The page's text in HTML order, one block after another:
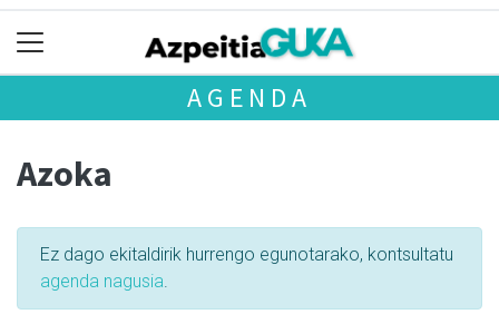
AGENDA
Azoka
Ez dago ekitaldirik hurrengo egunotarako, kontsultatu
agenda nagusia